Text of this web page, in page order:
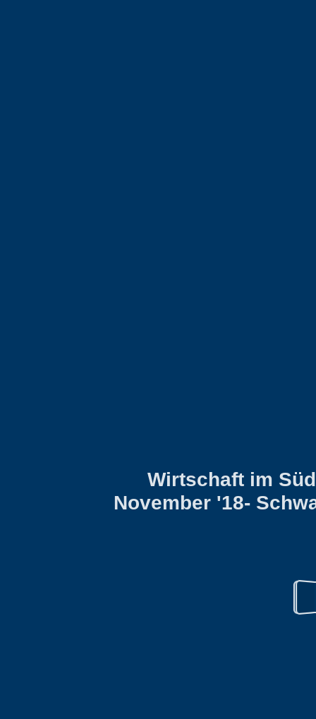
Wirtschaft im
November '18-